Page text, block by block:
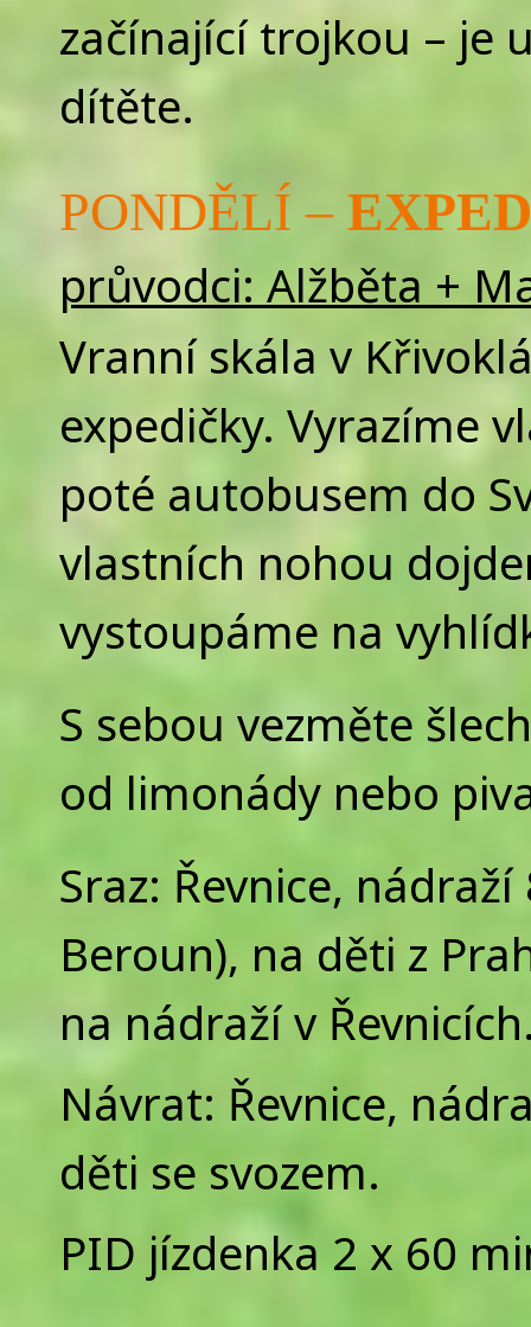
začínající trojkou – je
dítěte.
PONDĚLÍ –
průvodci: Alžběta +
Vranní skála v
expedičky. Vyrazíme
poté autobusem do
vlastních nohou
vystoupáme na
S sebou vezměte
od limonády nebo
Sraz: Řevnice,
Beroun), na děti z
na nádraží v
Návrat: Řevnice,
děti se svozem.
PID jízdenka 2 x 60